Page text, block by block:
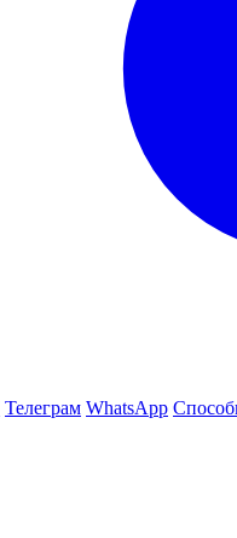
Телеграм WhatsApp